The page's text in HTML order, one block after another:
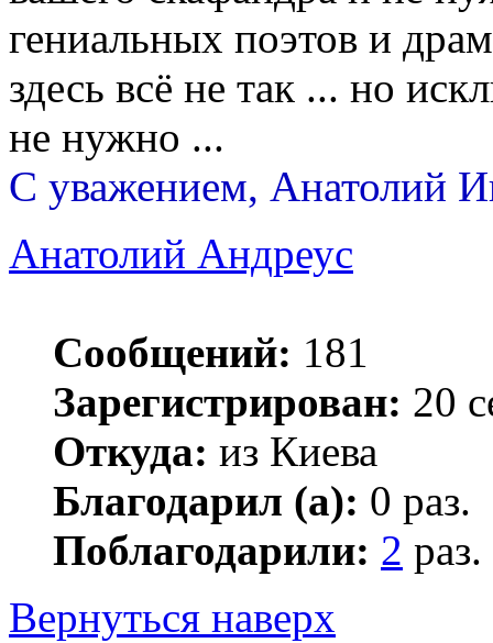
гениальных поэтов и
здесь всё не так ... но
не нужно ...
С уважением, Анатолий
Анатолий Андреус
Сообщений: 181
Зарегистрирован: 20
Откуда: из Киева
Благодарил (а): 0 раз.
Поблагодарили: 2 раз.
Вернуться наверх